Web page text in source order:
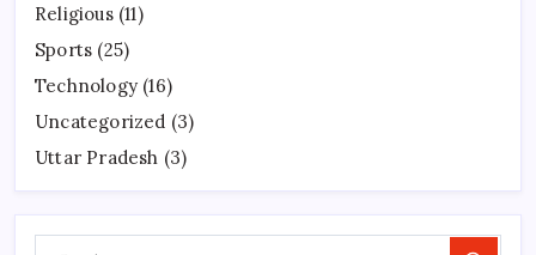
Religious(11)
Sports (25)
Technology (16)
Uncategorized (3)
Uttar Pradesh (3)